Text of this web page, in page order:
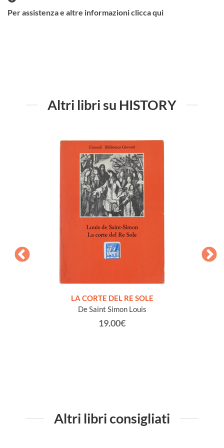
Per assistenza e altre informazioni clicca qui
Altri libri su HISTORY
LA CORTE DEL RE SOLE
De Saint Simon Louis
19.00€
Altri libri consigliati